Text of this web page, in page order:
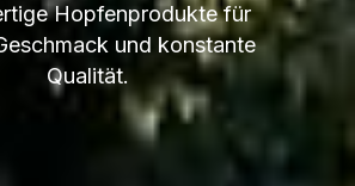
Hopfenprodukte für
und konstante
Qualität.